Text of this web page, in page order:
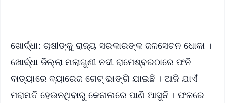
ଖୋର୍ଦ୍ଧା: ଚାଷୀଙ୍କୁ ରାଜ୍ୟ ସରକାରଙ୍କ ଜଳସେଚନ ଧୋକା ।
ଖୋର୍ଦ୍ଧା ଜିଲ୍ଲା ମଲାଗୁଣୀ ନଦୀ ରାମେଶ୍ବରଠାରେ ଫନି
ବାତ୍ୟାରେ ବ୍ୟାରେଜ ଗେଟ୍ ଭାଙ୍ଗି ଯାଇଛି । ଆଜି ଯାଏଁ
ମରାମତି ହେଉନଥିବାରୁ କେନାଲରେ ପାଣି ଆସୁନି । ଫଳରେ